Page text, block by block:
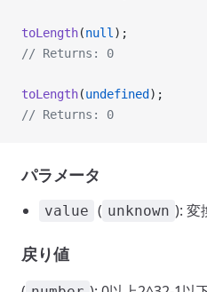
toLength(null );
// Returns: 0
toLength(undefined );
// Returns: 0
パラメータ
value ( unknown ): 変
戻り値